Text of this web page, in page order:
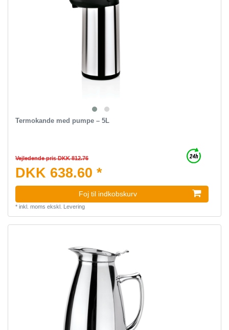
Termokande med pumpe – 5L
Vejledende pris DKK 812.76
DKK 638.60 *
Foj til indkobskurv
* inkl. moms ekskl. Levering